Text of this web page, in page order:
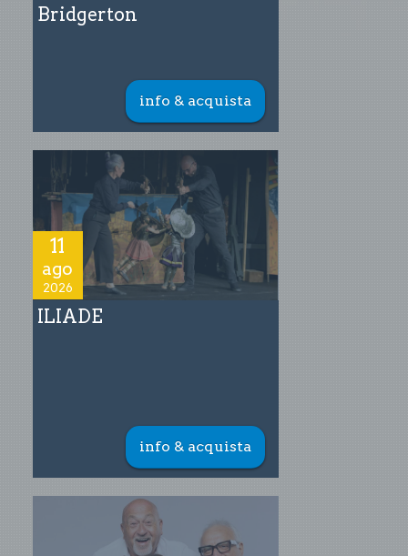
Bridgerton
info & acquista
11
ago
2026
ILIADE
info & acquista